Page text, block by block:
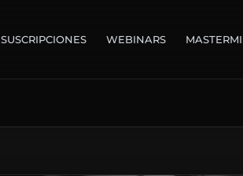
SUSCRIPCIONES WEBINARS